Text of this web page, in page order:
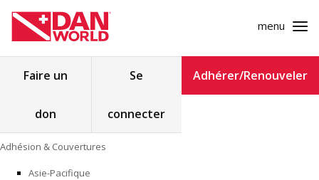
Skip
to
content
menu
ADHÉSION & COUVERTURES
Faire un
don
Se
connecter
Adhérer/Renouveler
Adhésion & Couvertures
Asie-Pacifique